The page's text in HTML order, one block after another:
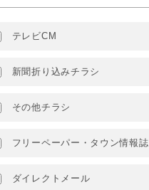
テレビCM
新聞折り込みチラシ
その他チラシ
フリーペーパー・タウン情報誌
ダイレクトメール